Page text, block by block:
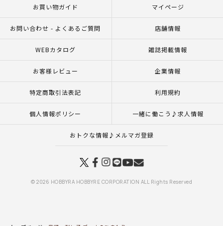
お買い物ガイド マイページ
お問い合わせ - よくあるご質問 店舗情報
WEBカタログ 雑誌掲載情報
お客様レビュー 企業情報
特定商取引法表記 利用規約
個人情報ポリシー 一緒に働こう♪求人情報
おトクな情報♪メルマガ登録
© 2026 HOBBYRA HOBBYRE CORPORATION ALL Rights Reserved